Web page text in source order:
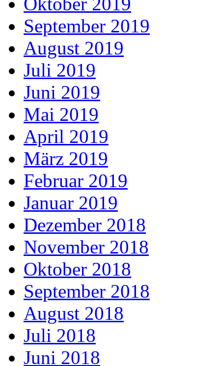
September 2019
August 2019
Juli 2019
Juni 2019
Mai 2019
April 2019
März 2019
Februar 2019
Januar 2019
Dezember 2018
November 2018
Oktober 2018
September 2018
August 2018
Juli 2018
Juni 2018